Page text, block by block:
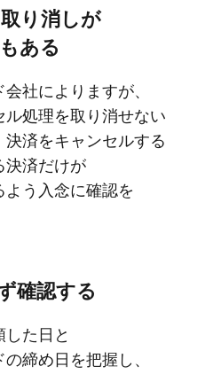
り消しが​
ある
社に​よりますが、​
処理を​取り消せない​
済を​キャンセルする​
決済だけが​
う​入念に​確認を​
確認する
た​日と​
締め日を​把握し、​